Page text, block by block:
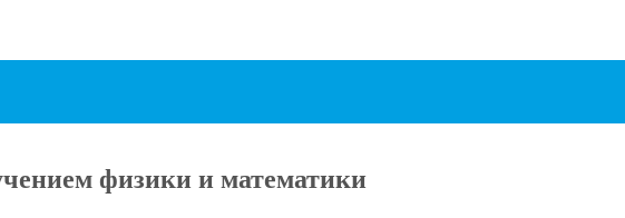
физики и математики